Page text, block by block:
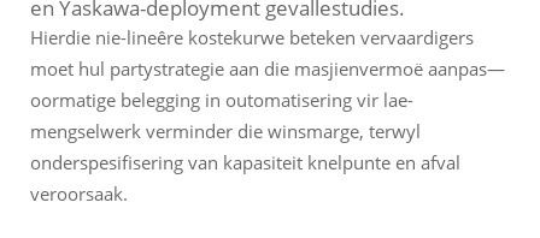
en Yaskawa-deployment gevallestudies.
Hierdie nie-lineêre kostekurwe beteken vervaardigers
moet hul partystrategie aan die masjienvermoë aanpas—
oormatige belegging in outomatisering vir lae-
mengselwerk verminder die winsmarge, terwyl
onderspesifisering van kapasiteit knelpunte en afval
veroorsaak.